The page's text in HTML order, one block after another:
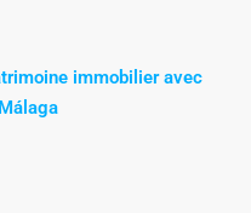
immobilier avec